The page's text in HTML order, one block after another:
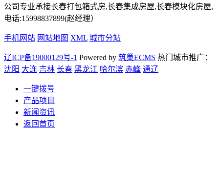
公司专业承接长春打包箱式房,长春集成房屋,长春模块化房屋,
电话:15998837899(赵经理）
手机网站 网站地图 XML 城市分站
辽ICP备19000129号-1 Powered by 筑巢ECMS 热门城市推广：
沈阳 大连 吉林 长春 黑龙江 哈尔滨 赤峰 通辽
一键拨号
产品项目
新闻资讯
返回首页